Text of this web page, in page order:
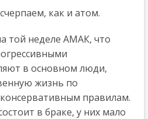
как и атом.
той неделе АМАК, что
в основном люди,
жизнь по
правилам.
в браке, у них мало